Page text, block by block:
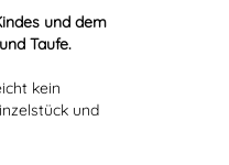
und dem
Taufe.
kein
und